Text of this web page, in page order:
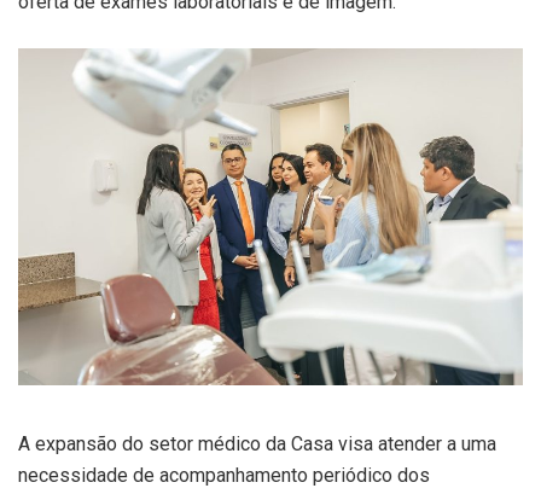
A expansão do setor médico da Casa visa atender a uma
necessidade de acompanhamento periódico dos